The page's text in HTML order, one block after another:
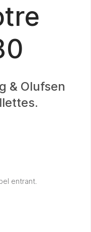
& Olufsen
entrant.